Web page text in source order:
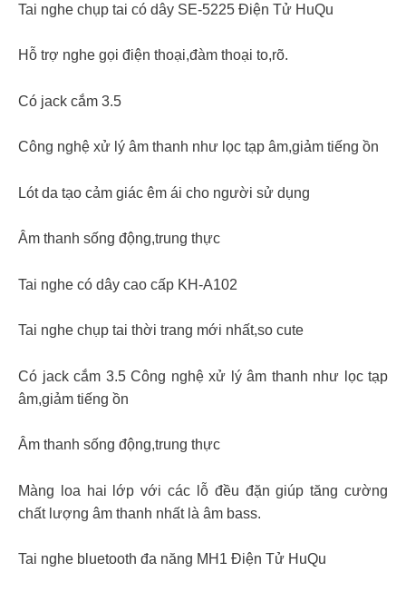
Tai nghe chụp tai có dây SE-5225 Điện Tử HuQu
Hỗ trợ nghe gọi điện thoại,đàm thoại to,rõ.
Có jack cắm 3.5
Công nghệ xử lý âm thanh như lọc tạp âm,giảm tiếng ồn
Lót da tạo cảm giác êm ái cho người sử dụng
Âm thanh sống động,trung thực
Tai nghe có dây cao cấp KH-A102
Tai nghe chụp tai thời trang mới nhất,so cute
Có jack cắm 3.5 Công nghệ xử lý âm thanh như lọc tạp
âm,giảm tiếng ồn
Âm thanh sống động,trung thực
Màng loa hai lớp với các lỗ đều đặn giúp tăng cường
chất lượng âm thanh nhất là âm bass.
Tai nghe bluetooth đa năng MH1 Điện Tử HuQu